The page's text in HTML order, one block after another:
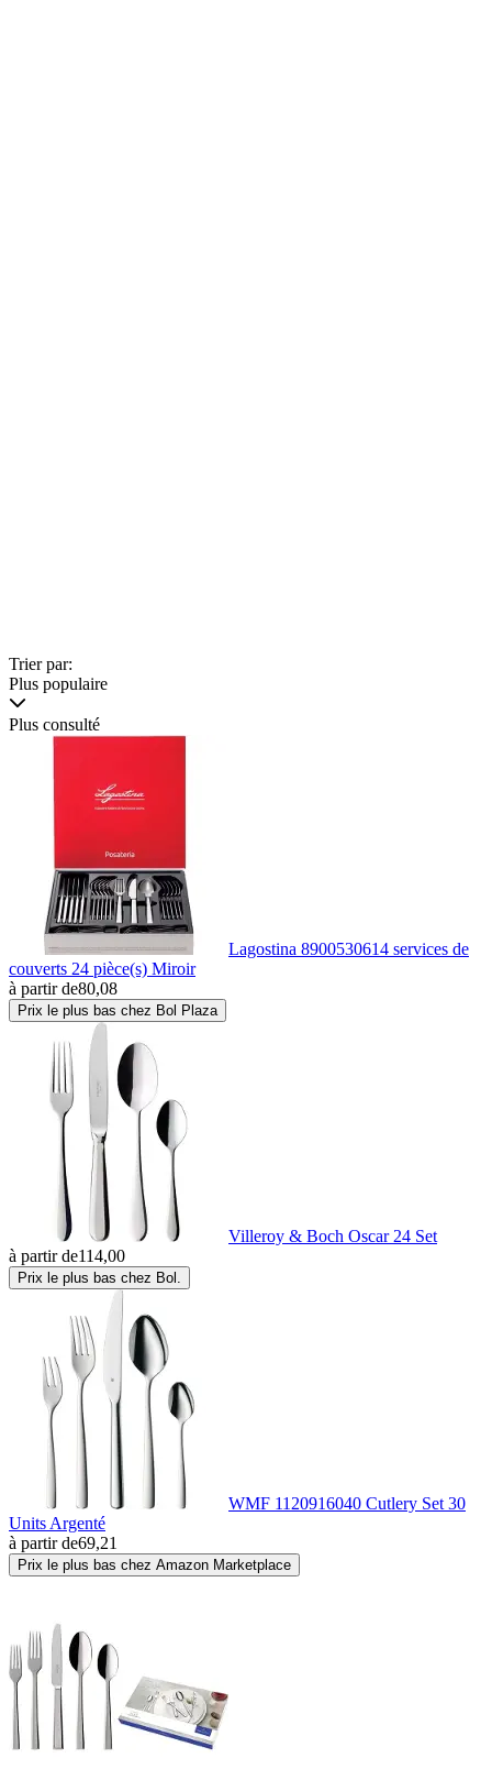
Trier par:
Plus populaire
Plus consulté
Lagostina 8900530614 services de
couverts 24 pièce(s) Miroir
à partir de80,08
Prix le plus bas chez Bol Plaza
Villeroy & Boch Oscar 24 Set
à partir de114,00
Prix le plus bas chez Bol.
WMF 1120916040 Cutlery Set 30
Units Argenté
à partir de69,21
Prix le plus bas chez Amazon Marketplace